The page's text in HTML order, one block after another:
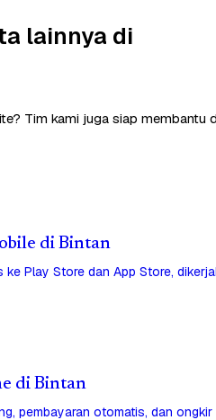
lainnya di
Tim kami juga siap membantu
di Bintan
Play Store dan App Store,
di Bintan
pembayaran otomatis, dan